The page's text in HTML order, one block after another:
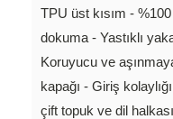
TPU üst kısım -
dokuma - Yastıklı
Koruyucu ve
kapağı - Giriş
çift topuk ve dil